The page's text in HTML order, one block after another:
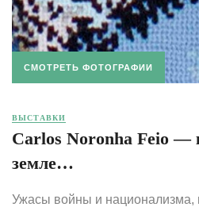
СМОТРЕТЬ ФОТОГРАФИИ
ВЫСТАВКИ
Carlos Noronha Feio —
земле…
Ужасы войны и национализма,